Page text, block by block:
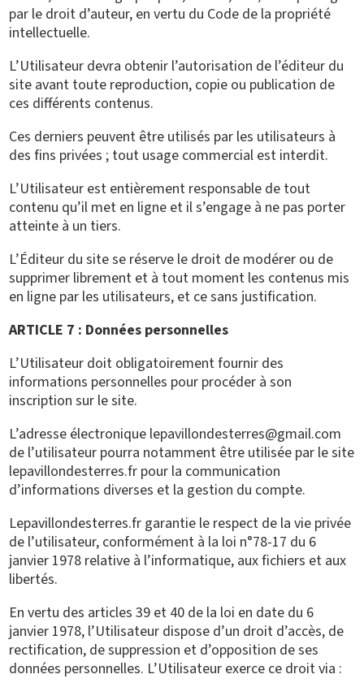
par le droit d’auteur, en vertu du Code de la propriété
intellectuelle.
L’Utilisateur devra obtenir l’autorisation de l’éditeur du
site avant toute reproduction, copie ou publication de
ces différents contenus.
Ces derniers peuvent être utilisés par les utilisateurs à
des fins privées ; tout usage commercial est interdit.
L’Utilisateur est entièrement responsable de tout
contenu qu’il met en ligne et il s’engage à ne pas porter
atteinte à un tiers.
L’Éditeur du site se réserve le droit de modérer ou de
supprimer librement et à tout moment les contenus mis
en ligne par les utilisateurs, et ce sans justification.
ARTICLE 7 : Données personnelles
L’Utilisateur doit obligatoirement fournir des
informations personnelles pour procéder à son
inscription sur le site.
L’adresse électronique lepavillondesterres@gmail.com
de l’utilisateur pourra notamment être utilisée par le site
lepavillondesterres.fr pour la communication
d’informations diverses et la gestion du compte.
Lepavillondesterres.fr garantie le respect de la vie privée
de l’utilisateur, conformément à la loi n°78-17 du 6
janvier 1978 relative à l’informatique, aux fichiers et aux
libertés.
En vertu des articles 39 et 40 de la loi en date du 6
janvier 1978, l’Utilisateur dispose d’un droit d’accès, de
rectification, de suppression et d’opposition de ses
données personnelles. L’Utilisateur exerce ce droit via :